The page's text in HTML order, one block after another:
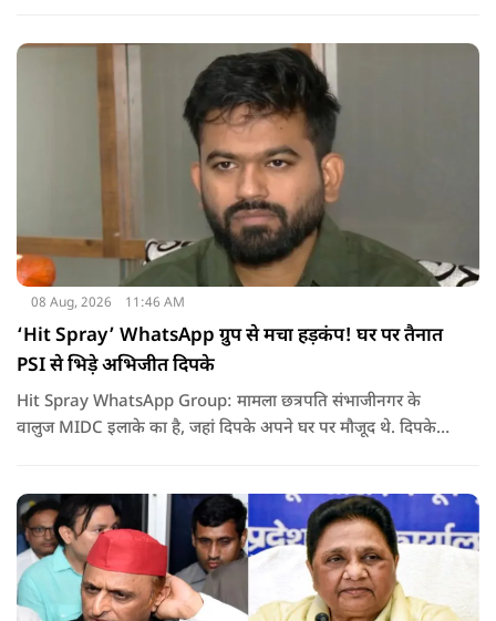
08 Aug, 2026 11:46 AM
‘Hit Spray’ WhatsApp ग्रुप से मचा हड़कंप! घर पर तैनात
PSI से भिड़े अभिजीत दिपके
Hit Spray WhatsApp Group: मामला छत्रपति संभाजीनगर के
वालुज MIDC इलाके का है, जहां दिपके अपने घर पर मौजूद थे. दिपके
को लेकर दिपके की पुलिस अधिकारी से तीखी बहस हो गई.